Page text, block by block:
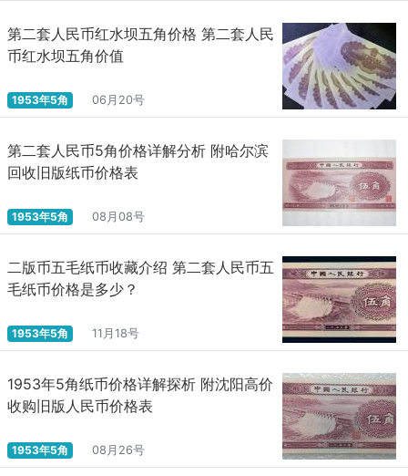
第二套人民币红水坝五角价格 第二套人民
币红水坝五角价值
1953年5角 06月20号
第二套人民币5角价格详解分析 附哈尔滨
回收旧版纸币价格表
1953年5角 08月08号
二版币五毛纸币收藏介绍 第二套人民币五
毛纸币价格是多少？
1953年5角 11月18号
1953年5角纸币价格详解探析 附沈阳高价
收购旧版人民币价格表
1953年5角 08月26号